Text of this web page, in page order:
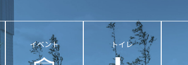
イベント トイレ